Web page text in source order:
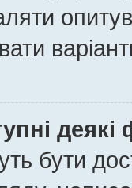
бути